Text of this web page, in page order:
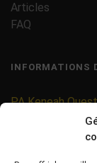
Articles
FAQ
INFORMATIONS
PA Keneah
09 71 37 25 93